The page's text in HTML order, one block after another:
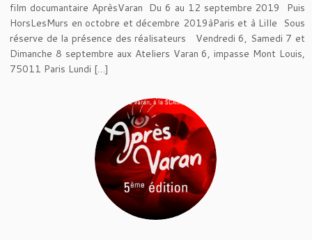
film documantaire AprèsVaran Du 6 au 12 septembre 2019 Puis
HorsLesMurs en octobre et décembre 2019àParis et à Lille Sous
réserve de la présence des réalisateurs Vendredi 6, Samedi 7 et
Dimanche 8 septembre aux Ateliers Varan 6, impasse Mont Louis,
75011 Paris Lundi […]